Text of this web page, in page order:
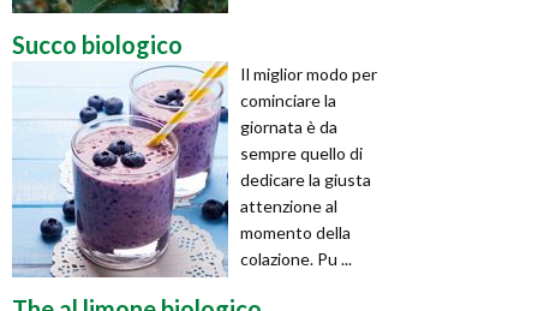
Succo biologico
Il miglior modo per
cominciare la
giornata è da
sempre quello di
dedicare la giusta
attenzione al
momento della
colazione. Pu ...